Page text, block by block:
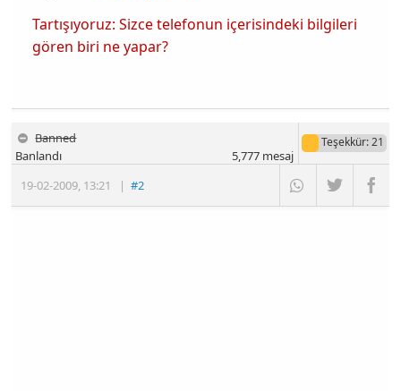
Tartışıyoruz: Sizce telefonun içerisindeki bilgileri
gören biri ne yapar?
Banned
19-02-2009, 13:21 |#2
Banlandı
Teşekkür: 21
5,777mesaj